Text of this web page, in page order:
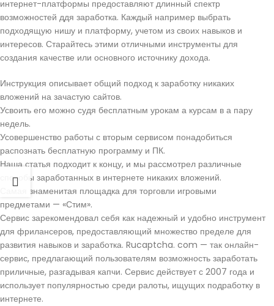
интернет-платформы предоставляют длинный спектр
возможностей ддя заработка. Каждый например выбрать
подходящую нишу и платформу, учетом из своих навыков и
интересов. Старайтесь этими отличными инструменты для
создания качестве или основного источнику дохода.
Инструкция описывает общий подход к заработку никаких
вложений на зачастую сайтов.
Усвоить его можно судя бесплатным урокам а курсам в а пару
недель.
Усовершенство работы с вторым сервисом понадобиться
распознать бесплатную программу и ПК.
Наша статья подходит к концу, и мы рассмотрел различные
способы заработанных в интернете никаких вложений.
Самая знаменитая площадка для торговли игровыми
предметами — «Стим».
Сервис зарекомендовал себя как надежный и удобно инструмент
для фрилансеров, предоставляющий множество пределе для
развития навыков и заработка. Rucaptcha. com — так онлайн-
сервис, предлагающий пользователям возможность заработать
приличные, разгадывая капчи. Сервис действует с 2007 года и
использует популярностью среди ралоты, ищущих подработку в
интернете.